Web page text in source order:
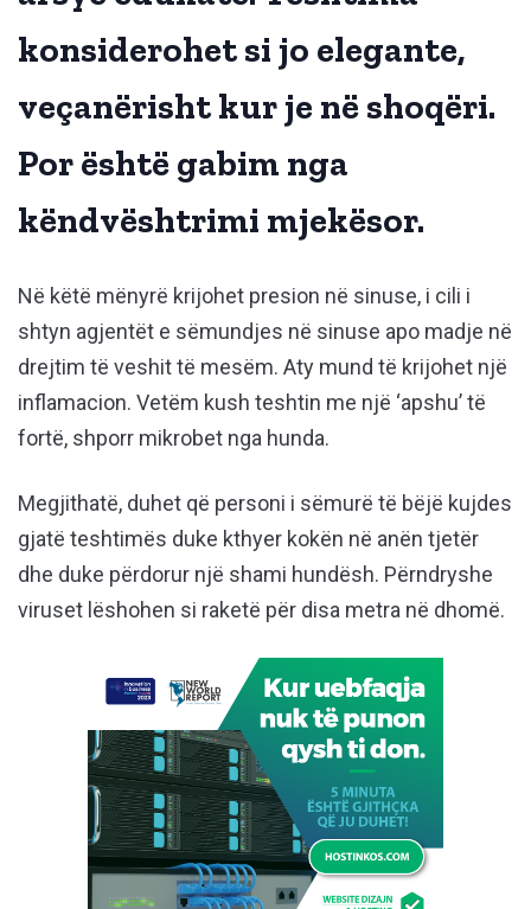
konsiderohet si jo elegante,
veçanërisht kur je në shoqëri.
Por është gabim nga
këndvështrimi mjekësor.
Në këtë mënyrë krijohet presion në sinuse, i cili i
shtyn agjentët e sëmundjes në sinuse apo madje në
drejtim të veshit të mesëm. Aty mund të krijohet një
inflamacion. Vetëm kush teshtin me një ‘apshu’ të
fortë, shporr mikrobet nga hunda.
Megjithatë, duhet që personi i sëmurë të bëjë kujdes
gjatë teshtimës duke kthyer kokën në anën tjetër
dhe duke përdorur një shami hundësh. Përndryshe
viruset lëshohen si raketë për disa metra në dhomë.